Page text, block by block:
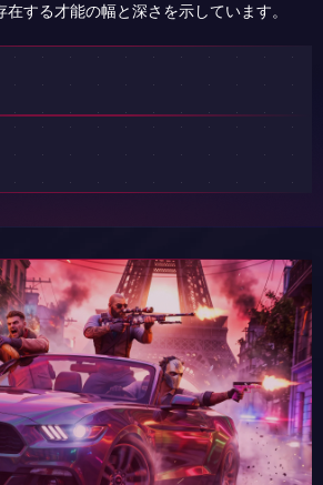
する才能の幅と深さを示しています。